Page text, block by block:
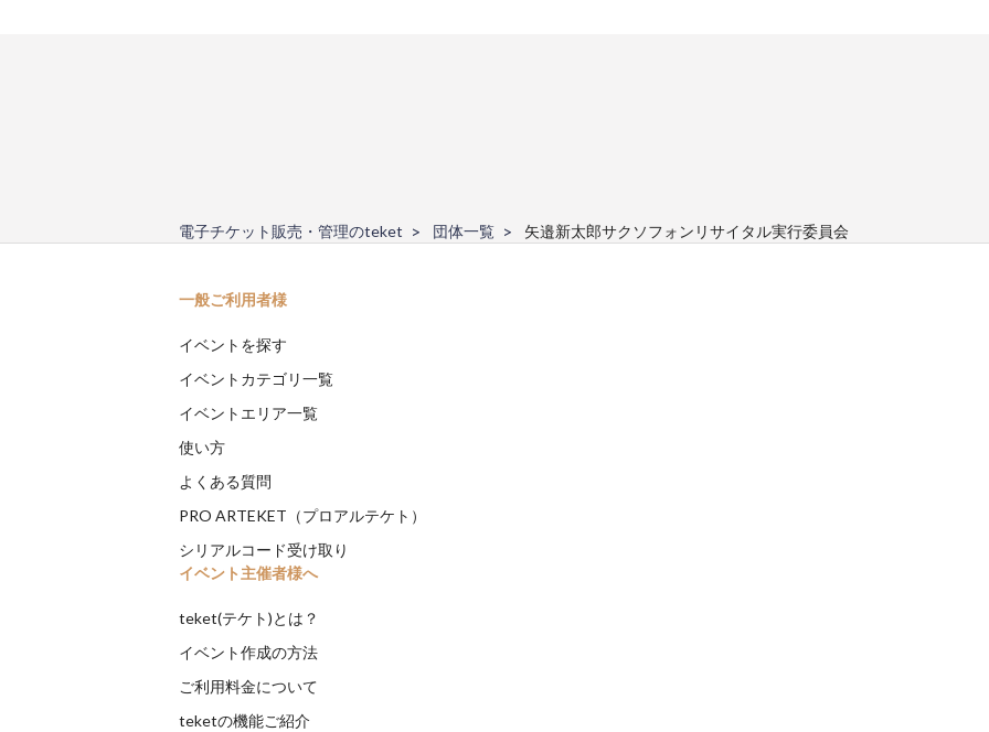
電子チケット販売・管理のteket 団体一覧 矢邉新太郎サクソフォンリサイタル実行委員会
一般ご利用者様
イベントを探す
イベントカテゴリ一覧
イベントエリア一覧
使い方
よくある質問
PRO ARTEKET（プロアルテケト）
シリアルコード受け取り
イベント主催者様へ
teket(テケト)とは？
イベント作成の方法
ご利用料金について
teketの機能ご紹介